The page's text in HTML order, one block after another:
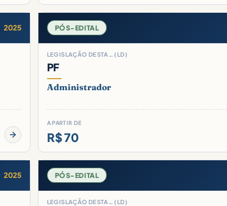
2025 PÓS-EDITAL
LEGISLAÇÃO DESTA… (LD)
PF
Administrador
A PARTIR DE
R$ 70
2025 PÓS-EDITAL
LEGISLAÇÃO DESTA… (LD)